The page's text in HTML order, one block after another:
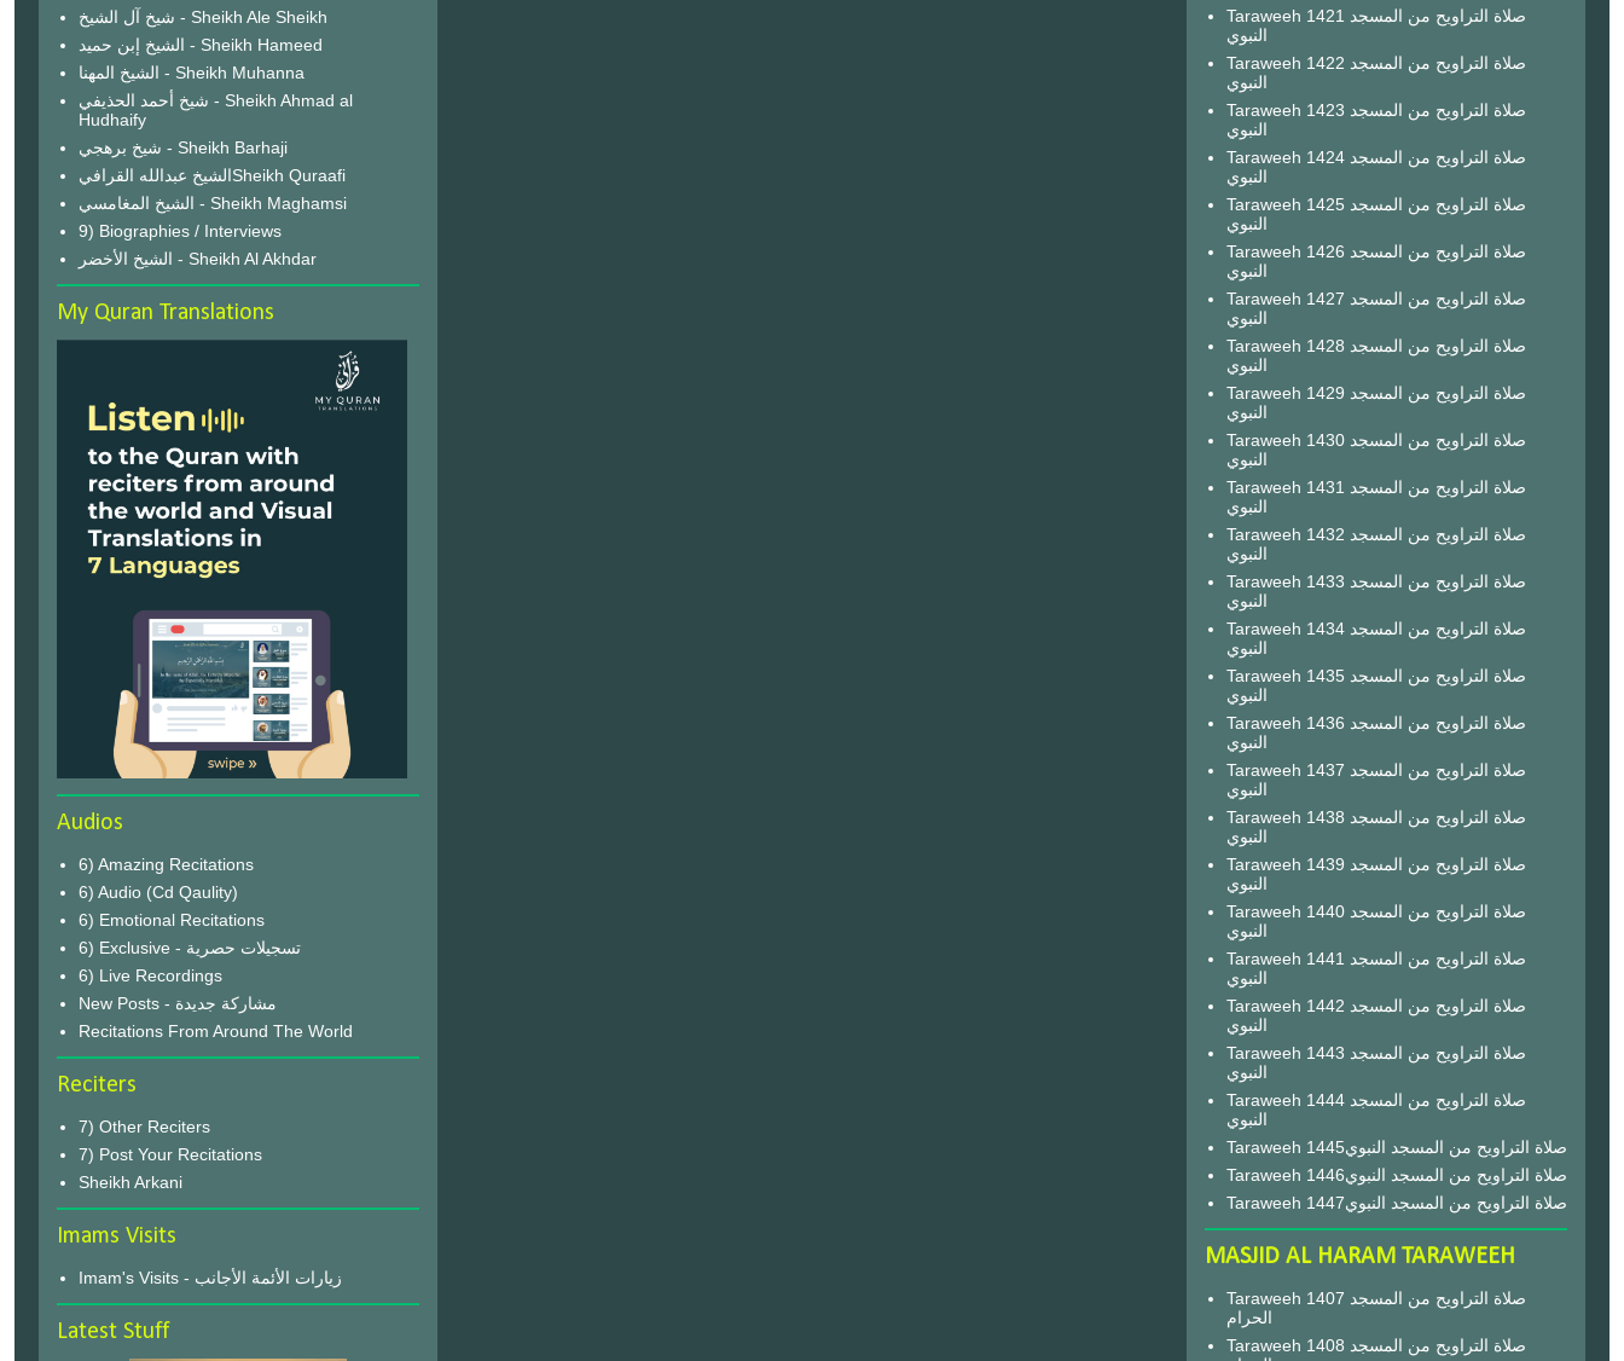
شيخ آل الشيخ - Sheikh Ale Sheikh
الشيخ إبن حميد - Sheikh Hameed
الشيخ المهنا - Sheikh Muhanna
شيخ أحمد الحذيفي - Sheikh Ahmad al
Hudhaify
شيخ برهجي - Sheikh Barhaji
الشيخ عبدالله القرافيSheikh Quraafi
الشيخ المغامسي - Sheikh Maghamsi
9) Biographies / Interviews
الشيخ الأخضر - Sheikh Al Akhdar
My Quran Translations
Audios
6) Amazing Recitations
6) Audio (Cd Qaulity)
6) Emotional Recitations
6) Exclusive - تسجيلات حصرية
6) Live Recordings
New Posts - مشاركة جديدة
Recitations From Around The World
Reciters
7) Other Reciters
7) Post Your Recitations
Sheikh Arkani
Imams Visits
Imam's Visits - زيارات الأئمة الأجانب
Latest Stuff
Taraweeh 1421 صلاة التراويح من المسجد
النبوي
Taraweeh 1422 صلاة التراويح من المسجد
النبوي
Taraweeh 1423 صلاة التراويح من المسجد
النبوي
Taraweeh 1424 صلاة التراويح من المسجد
النبوي
Taraweeh 1425 صلاة التراويح من المسجد
النبوي
Taraweeh 1426 صلاة التراويح من المسجد
النبوي
Taraweeh 1427 صلاة التراويح من المسجد
النبوي
Taraweeh 1428 صلاة التراويح من المسجد
النبوي
Taraweeh 1429 صلاة التراويح من المسجد
النبوي
Taraweeh 1430 صلاة التراويح من المسجد
النبوي
Taraweeh 1431 صلاة التراويح من المسجد
النبوي
Taraweeh 1432 صلاة التراويح من المسجد
النبوي
Taraweeh 1433 صلاة التراويح من المسجد
النبوي
Taraweeh 1434 صلاة التراويح من المسجد
النبوي
Taraweeh 1435 صلاة التراويح من المسجد
النبوي
Taraweeh 1436 صلاة التراويح من المسجد
النبوي
Taraweeh 1437 صلاة التراويح من المسجد
النبوي
Taraweeh 1438 صلاة التراويح من المسجد
النبوي
Taraweeh 1439 صلاة التراويح من المسجد
النبوي
Taraweeh 1440 صلاة التراويح من المسجد
النبوي
Taraweeh 1441 صلاة التراويح من المسجد
النبوي
Taraweeh 1442 صلاة التراويح من المسجد
النبوي
Taraweeh 1443 صلاة التراويح من المسجد
النبوي
Taraweeh 1444 صلاة التراويح من المسجد
النبوي
Taraweeh 1445صلاة التراويح من المسجد النبوي
Taraweeh 1446صلاة التراويح من المسجد النبوي
Taraweeh 1447صلاة التراويح من المسجد النبوي
MASJID AL HARAM TARAWEEH
Taraweeh 1407 صلاة التراويح من المسجد
الحرام
Taraweeh 1408 صلاة التراويح من المسجد